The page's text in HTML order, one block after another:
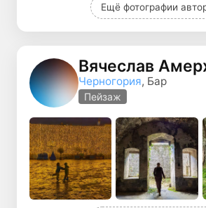
Ещё фотографии
Вячеслав
Черногория, Бар
Пейзаж